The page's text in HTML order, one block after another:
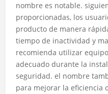
nombre es notable.
proporcionadas, los
producto de manera
tiempo de inactividad y
recomienda utilizar
adecuado durante la
seguridad. el nombre
para mejorar la eficiencia